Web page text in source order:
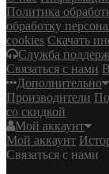
Политика
обработку
cookies Скачать
Служба
Связаться с нами
Дополнительно
Производители
со скидкой
Мой аккаунт
Мой аккаунт
Связаться с нами